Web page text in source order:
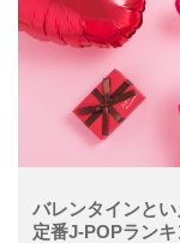
バレンタインとい
定番J-POPランキ